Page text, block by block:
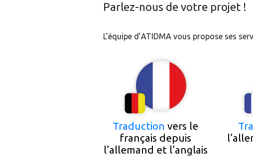
Parlez-nous de votre projet !
L’équipe d’ATIDMA vous propose ses
Traduction vers le
français depuis
l’allemand et l’anglais